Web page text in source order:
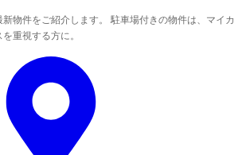
物件をご紹介します。 駐車場付きの物件は、マイカ
重視する方に。